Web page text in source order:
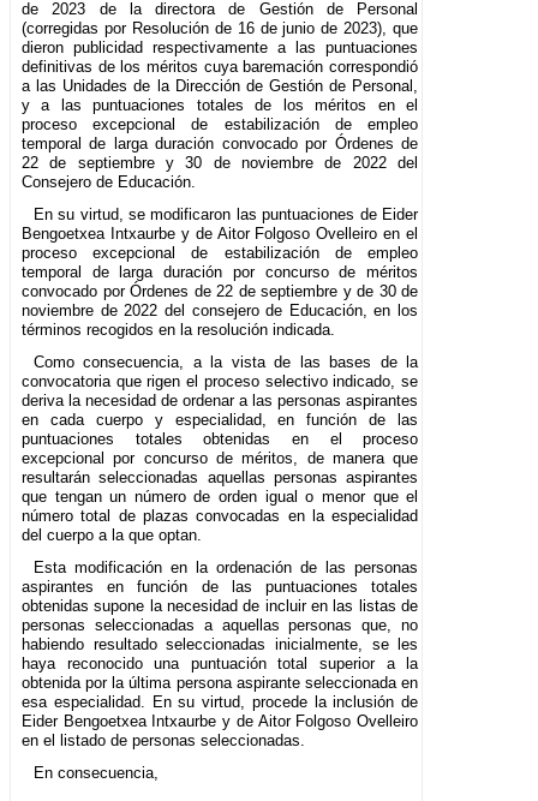
de 2023 de la directora de Gestión de Personal
(corregidas por Resolución de 16 de junio de 2023), que
dieron publicidad respectivamente a las puntuaciones
definitivas de los méritos cuya baremación correspondió
a las Unidades de la Dirección de Gestión de Personal,
y a las puntuaciones totales de los méritos en el
proceso excepcional de estabilización de empleo
temporal de larga duración convocado por Órdenes de
22 de septiembre y 30 de noviembre de 2022 del
Consejero de Educación.
En su virtud, se modificaron las puntuaciones de Eider
Bengoetxea Intxaurbe y de Aitor Folgoso Ovelleiro en el
proceso excepcional de estabilización de empleo
temporal de larga duración por concurso de méritos
convocado por Órdenes de 22 de septiembre y de 30 de
noviembre de 2022 del consejero de Educación, en los
términos recogidos en la resolución indicada.
Como consecuencia, a la vista de las bases de la
convocatoria que rigen el proceso selectivo indicado, se
deriva la necesidad de ordenar a las personas aspirantes
en cada cuerpo y especialidad, en función de las
puntuaciones totales obtenidas en el proceso
excepcional por concurso de méritos, de manera que
resultarán seleccionadas aquellas personas aspirantes
que tengan un número de orden igual o menor que el
número total de plazas convocadas en la especialidad
del cuerpo a la que optan.
Esta modificación en la ordenación de las personas
aspirantes en función de las puntuaciones totales
obtenidas supone la necesidad de incluir en las listas de
personas seleccionadas a aquellas personas que, no
habiendo resultado seleccionadas inicialmente, se les
haya reconocido una puntuación total superior a la
obtenida por la última persona aspirante seleccionada en
esa especialidad. En su virtud, procede la inclusión de
Eider Bengoetxea Intxaurbe y de Aitor Folgoso Ovelleiro
en el listado de personas seleccionadas.
En consecuencia,